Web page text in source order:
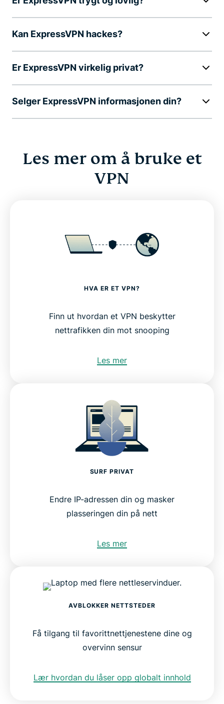
Kan ExpressVPN hackes?
Er ExpressVPN virkelig privat?
Selger ExpressVPN informasjonen din?
Les mer om å bruke et
VPN
HVA ER ET VPN?
Finn ut hvordan et VPN beskytter
nettrafikken din mot snooping
Les mer
SURF PRIVAT
Endre IP-adressen din og masker
plasseringen din på nett
Les mer
AVBLOKKER NETTSTEDER
Få tilgang til favorittnettjenestene dine og
overvinn sensur
Lær hvordan du låser opp globalt innhold